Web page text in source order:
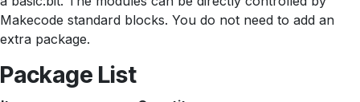
Makecode standard blocks. You do not need to add an
extra package.
Package List